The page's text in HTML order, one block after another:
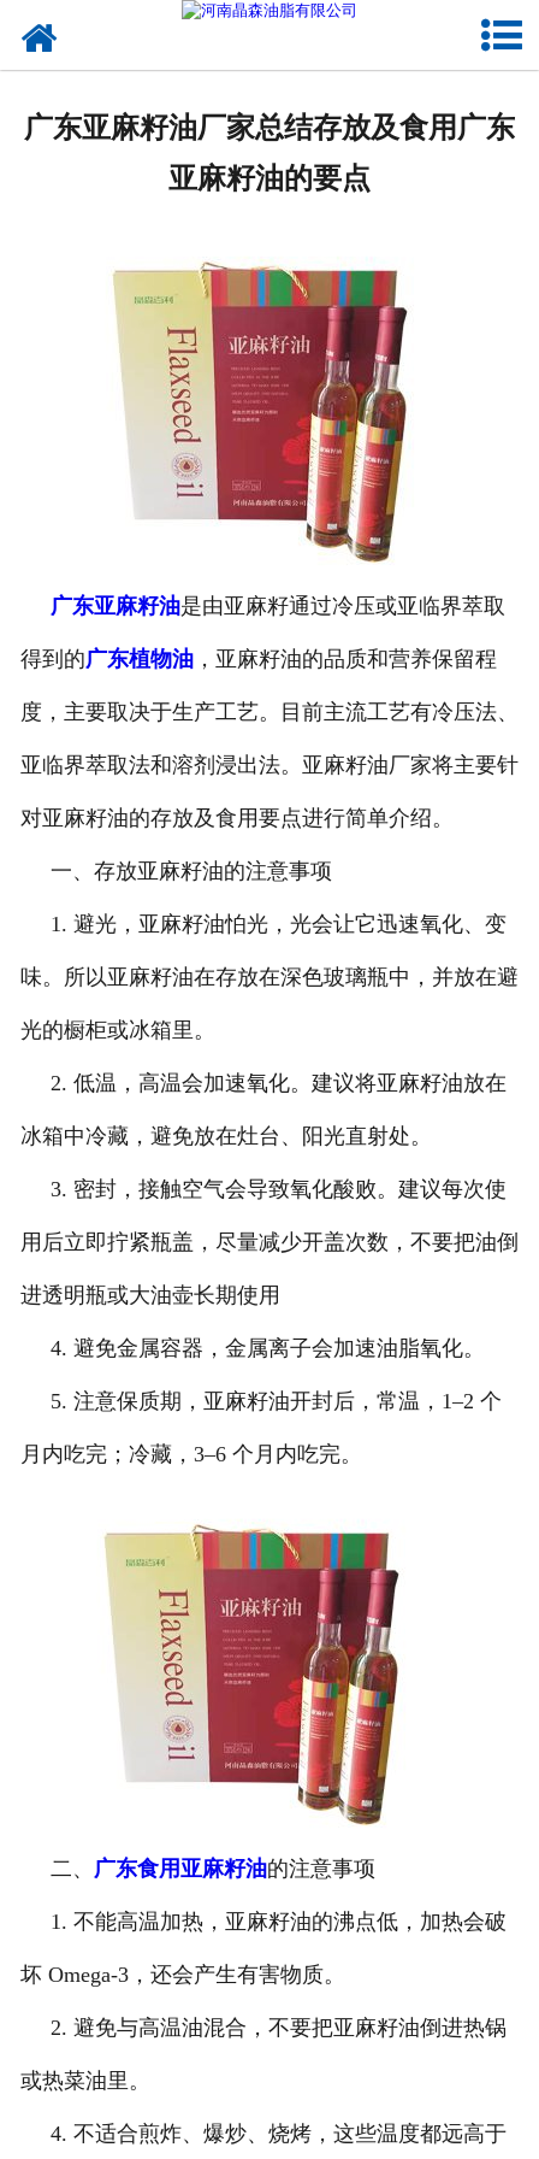
产品中心
成功案例
新闻资讯
联系晶森
走进晶森
广东亚麻籽油厂家总结存放及食用广东
亚麻籽油的要点
广东亚麻籽油是由亚麻籽通过冷压或亚临界萃取
得到的广东植物油，亚麻籽油的品质和营养保留程
度，主要取决于生产工艺。目前主流工艺有冷压法、
亚临界萃取法和溶剂浸出法。亚麻籽油厂家将主要针
对亚麻籽油的存放及食用要点进行简单介绍。
一、存放亚麻籽油的注意事项
1. 避光，亚麻籽油怕光，光会让它迅速氧化、变
味。所以亚麻籽油在存放在深色玻璃瓶中，并放在避
光的橱柜或冰箱里。
2. 低温，高温会加速氧化。建议将亚麻籽油放在
冰箱中冷藏，避免放在灶台、阳光直射处。
3. 密封，接触空气会导致氧化酸败。建议每次使
用后立即拧紧瓶盖，尽量减少开盖次数，不要把油倒
进透明瓶或大油壶长期使用
4. 避免金属容器，金属离子会加速油脂氧化。
5. 注意保质期，亚麻籽油开封后，常温，1–2 个
月内吃完；冷藏，3–6 个月内吃完。
二、 广东食用亚麻籽油的注意事项
1. 不能高温加热，亚麻籽油的沸点低，加热会破
坏 Omega-3，还会产生有害物质。
2. 避免与高温油混合，不要把亚麻籽油倒进热锅
或热菜油里。
4. 不适合煎炸、爆炒、烧烤，这些温度都远高于